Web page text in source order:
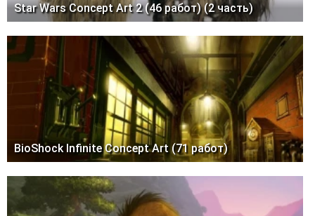
Star Wars Concept Art 2 (46 работ) (2 часть)
BioShock Infinite Concept Art (71 работ)